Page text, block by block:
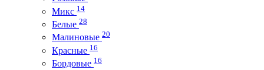
Микс 14
Белые 28
Малиновые 20
Красные 16
Бордовые 16